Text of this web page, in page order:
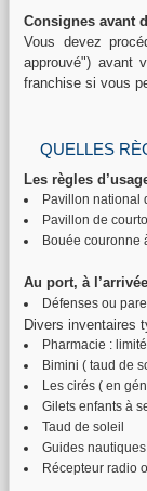
Consignes avant
Vous devez
approuvé") avant
franchise si vous
QUELLES
Les règles
Pavillon national
Pavillon de
Bouée couronne
Au port, à l’arrivée
Défenses ou
Divers inventaires
Pharmacie :
Bimini ( taud de
Les cirés ( en
Gilets enfants à
Taud de soleil
Guides
Récepteur radio